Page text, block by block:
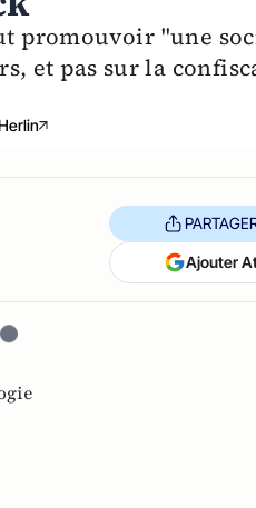
promouvoir "une
et pas sur la
Ajouter